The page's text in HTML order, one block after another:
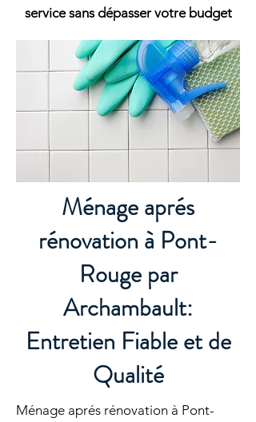
service sans dépasser votre budget
Ménage aprés
rénovation à Pont-
Rouge par
Archambault:
Entretien Fiable et de
Qualité
Ménage aprés rénovation à Pont-